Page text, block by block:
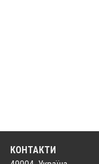
КОНТАКТИ